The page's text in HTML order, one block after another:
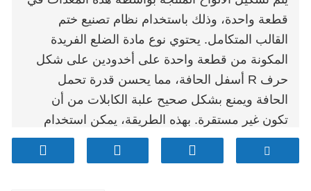
قطعة واحدة، وذلك باستخدام نظام تصنيع ختم
القالب المتكامل. يحتوي نوع مادة الضلع الفريدة
المكونة من قطعة واحدة على أخدودين على شكل
حرف R أسفل الحافة، مما يحسن قدرة تحمل
الحافة ويمنع بشكل صحيح علبة الكابلات من أن
تكون غير مستقرة. بهذه الطريقة، يمكن استخدام
ألواح أرق، ذات قدرة تحمل أعلى، والتي تلعب دورًا
في الحفاظ على الطاقة وحماية البيئة! يمكن تخصيص